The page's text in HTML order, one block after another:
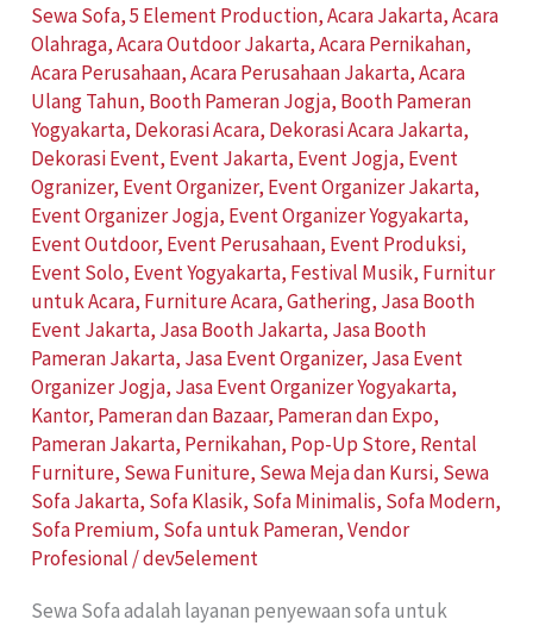
Sewa Sofa,5 Element Production,Acara Jakarta,Acara
Olahraga,Acara Outdoor Jakarta,Acara Pernikahan,
Acara Perusahaan,Acara Perusahaan Jakarta,Acara
Ulang Tahun, Booth Pameran Jogja, Booth Pameran
Yogyakarta, Dekorasi Acara, Dekorasi Acara Jakarta,
Dekorasi Event, Event Jakarta, Event Jogja, Event
Ogranizer, Event Organizer, Event Organizer Jakarta,
Event Organizer Jogja, Event Organizer Yogyakarta,
Event Outdoor, Event Perusahaan, Event Produksi,
Event Solo, Event Yogyakarta, Festival Musik, Furnitur
untuk Acara, Furniture Acara,Gathering, Jasa Booth
Event Jakarta, Jasa Booth Jakarta, Jasa Booth
Pameran Jakarta, Jasa Event Organizer, Jasa Event
Organizer Jogja, Jasa Event Organizer Yogyakarta,
Kantor, Pameran dan Bazaar, Pameran dan Expo,
Pameran Jakarta, Pernikahan, Pop-Up Store, Rental
Furniture, Sewa Funiture, Sewa Meja dan Kursi, Sewa
Sofa Jakarta, Sofa Klasik, Sofa Minimalis, Sofa Modern,
Sofa Premium, Sofa untuk Pameran,Vendor
Profesional /dev5element
Sewa Sofa adalah layanan penyewaan sofa untuk
Kerja